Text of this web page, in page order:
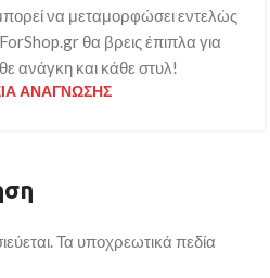
να μεταμορφώσει εντελώς
θα βρεις έπιπλα για
ανάγκη και κάθε στυλ!
ΑΝΆΓΝΩΣΗΣ
Τα υποχρεωτικά πεδία